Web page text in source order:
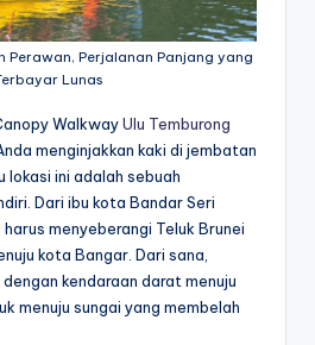
Perawan, Perjalanan Panjang yang
Lunas
WalkwayUlu Temburong
menginjakkan kaki di jembatan
lokasi ini adalah sebuah
Dari ibu kota Bandar Seri
menyeberangi Teluk Brunei
kota Bangar. Dari sana,
kendaraan darat menuju
menuju sungai yang membelah